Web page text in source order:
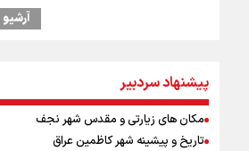
گزارشی از ورود وزیر ورزش و جوانان ایران به
باکو برای امضای سند برنامه اجرایی با همتای
آذربایجانی
عماد احمدوند : نسخه نانویی برای حل
آرشیو
پیشنهاد سردبیر
مکان های زیارتی و مقدس شهر نجف
تاریخ و پیشینه شهر کاظمین عراق